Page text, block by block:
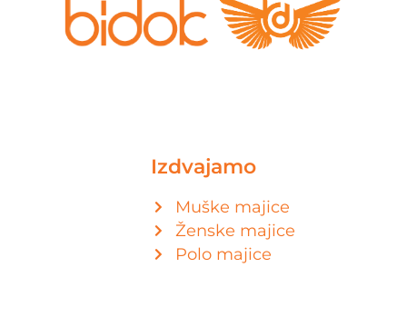
Izdvajamo
Muške majice
Ženske majice
Polo majice